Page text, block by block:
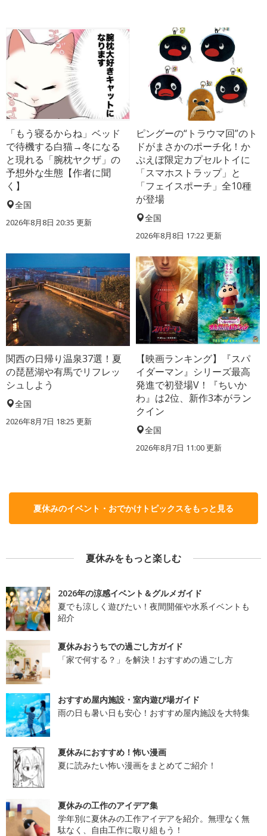
「もう寝るからね」ベッド
で待機する白猫→冬になる
と現れる「腕枕ヤクザ」の
予想外な生態【作者に聞
く】
全国
2026年8月8日 20:35 更新
ピングーの“トラウマ回”のト
ドがまさかのポーチ化！か
ぷえぼ限定カプセルトイに
「スマホストラップ」と
「フェイスポーチ」全10種
が登場
全国
2026年8月8日 17:22更新
関西の日帰り温泉37選！夏
の琵琶湖や有馬でリフレッ
シュしよう
全国
2026年8月7日 18:25 更新
【映画ランキング】『スパ
イダーマン』シリーズ最高
発進で初登場V！『ちいか
わ』は2位、新作3本がラン
クイン
全国
2026年8月7日 11:00更新
夏休みのイベント・おでかけトピックスをもっと見る
夏休みをもっと楽しむ
2026年の涼感イベント＆グルメガイド
夏でも涼しく遊びたい！夜間開催や水系イベントも
紹介
夏休みおうちでの過ごし方ガイド
「家で何する？」を解決！おすすめの過ごし方
おすすめ屋内施設・室内遊び場ガイド
雨の日も暑い日も安心！おすすめ屋内施設を大特集
夏休みにおすすめ！怖い漫画
夏に読みたい怖い漫画をまとめてご紹介！
夏休みの工作のアイデア集
学年別に夏休みの工作アイデアを紹介。無理なく無
駄なく、自由工作に取り組もう！